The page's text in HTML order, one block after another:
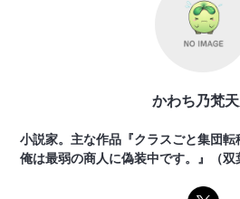
かわち乃梵
小説家。主な作品『クラスごと集団
俺は最弱の商人に偽装中です。』（双